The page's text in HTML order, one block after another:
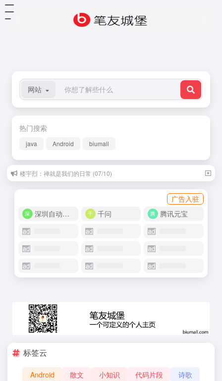
网站
热门搜索
java Android biumall
楼宇烈：禅就是我们的日常 (07/10)
米兰.昆德拉：二十四只鹧鸪 (09/08)
广告入驻
深圳自动化商城
千问 腾讯元宝
标签云
Android 散文 小知识 代码片段
诗歌